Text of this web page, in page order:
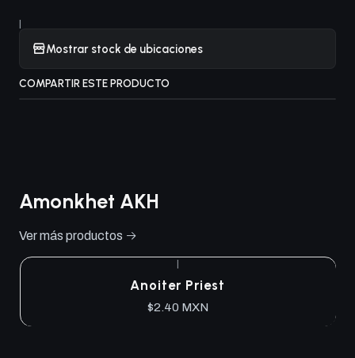
|
Mostrar stock de ubicaciones
COMPARTIR ESTE PRODUCTO
Amonkhet AKH
Ver más productos
Anoiter Priest
$2.40 MXN